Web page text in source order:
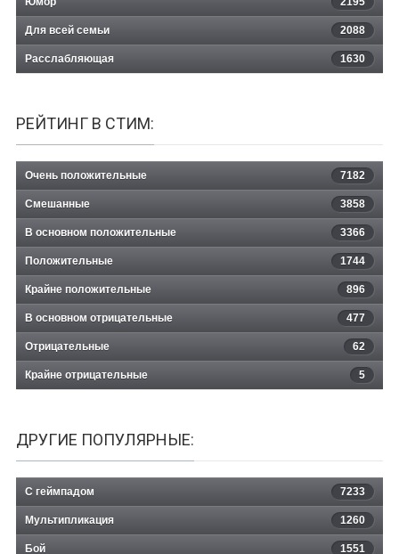
Для всей семьи 2088
Расслабляющая 1630
РЕЙТИНГ В СТИМ:
Очень положительные 7182
Смешанные 3858
В основном положительные 3366
Положительные 1744
Крайне положительные 896
В основном отрицательные 477
Отрицательные 62
Крайне отрицательные 5
ДРУГИЕ ПОПУЛЯРНЫЕ:
С геймпадом 7233
Мультипликация 1260
Бой 1551